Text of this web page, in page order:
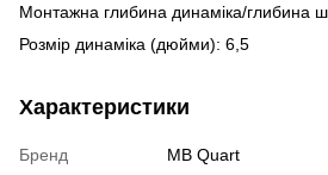
Монтажна глибина динаміка/глибина
Розмір динаміка (дюйми): 6,5
Характеристики
Бренд MB Quart